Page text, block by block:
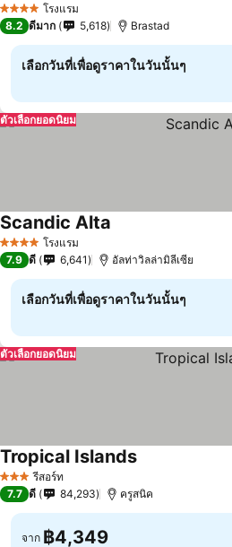
4 ดาว โรงแรม
8.2 ดีมาก 5,618 Brastad
เลือกวันที่เพื่อดูราคาในวันนั้นๆ
ตัวเลือกยอดนิยม
4 ดาว โรงแรม
Scandic Alta
7.9 ดี 6,641 อัลท่าวิลล่ามิลีเซีย
เลือกวันที่เพื่อดูราคาในวันนั้นๆ
ตัวเลือกยอดนิยม
3 ดาว รีสอร์ท
Tropical Islands
7.7 ดี 84,293 ครูสนิค
จาก ฿4,349